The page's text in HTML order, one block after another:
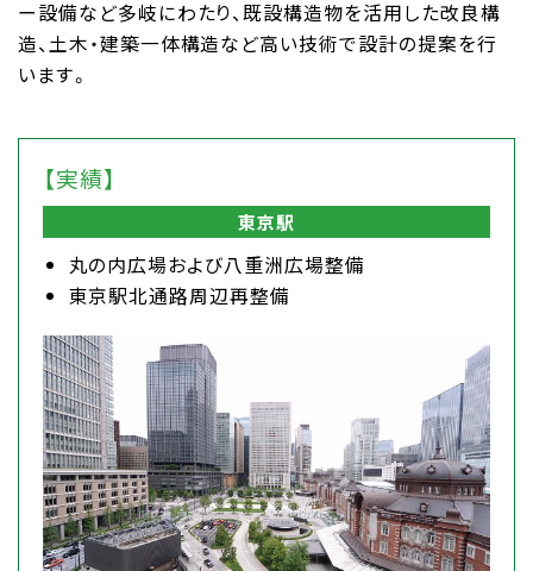
ー設備など多岐にわたり、既設構造物を活用した改良構
造、土木・建築一体構造など高い技術で設計の提案を行
います。
【実績】
東京駅
丸の内広場および八重洲広場整備
東京駅北通路周辺再整備